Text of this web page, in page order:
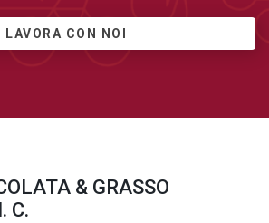
LAVORA CON NOI
& GRASSO
C.